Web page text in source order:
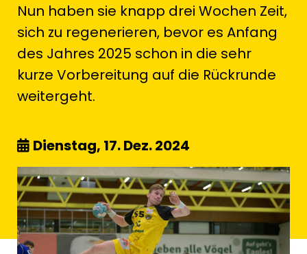
Nun haben sie knapp drei Wochen Zeit,
sich zu regenerieren, bevor es Anfang
des Jahres 2025 schon in die sehr
kurze Vorbereitung auf die Rückrunde
weitergeht.
Dienstag, 17. Dez. 2024